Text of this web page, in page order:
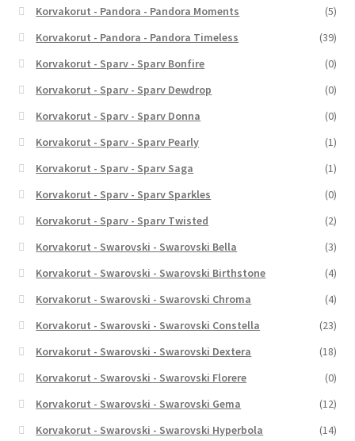
Korvakorut - Pandora - Pandora Moments
(5)
Korvakorut - Pandora - Pandora Timeless
(39)
Korvakorut - Sparv - Sparv Bonfire
(0)
Korvakorut - Sparv - Sparv Dewdrop
(0)
Korvakorut - Sparv - Sparv Donna
(0)
Korvakorut - Sparv - Sparv Pearly
(1)
Korvakorut - Sparv - Sparv Saga
(1)
Korvakorut - Sparv - Sparv Sparkles
(0)
Korvakorut - Sparv - Sparv Twisted
(2)
Korvakorut - Swarovski - Swarovski Bella
(3)
Korvakorut - Swarovski - Swarovski Birthstone
(4)
Korvakorut - Swarovski - Swarovski Chroma
(4)
Korvakorut - Swarovski - Swarovski Constella
(23)
Korvakorut - Swarovski - Swarovski Dextera
(18)
Korvakorut - Swarovski - Swarovski Florere
(0)
Korvakorut - Swarovski - Swarovski Gema
(12)
Korvakorut - Swarovski - Swarovski Hyperbola
(14)